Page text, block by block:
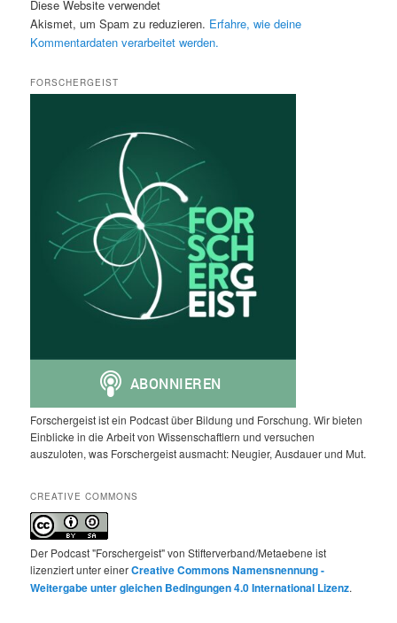
Diese Website verwendet
Akismet, um Spam zu reduzieren. Erfahre, wie deine
Kommentardaten verarbeitet werden.
FORSCHERGEIST
Forschergeist ist ein Podcast über Bildung und Forschung. Wir bieten
Einblicke in die Arbeit von Wissenschaftlern und versuchen
auszuloten, was Forschergeist ausmacht: Neugier, Ausdauer und Mut.
CREATIVE COMMONS
Der Podcast "Forschergeist" von Stifterverband/Metaebene ist
lizenziert unter einerCreative Commons Namensnennung -
Weitergabe unter gleichen Bedingungen 4.0 International Lizenz.